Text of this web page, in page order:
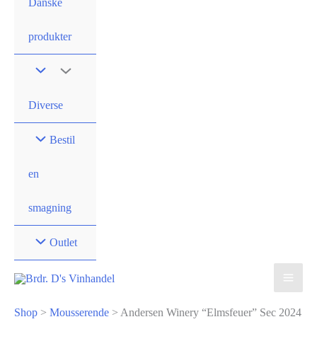
Danske
produkter
Diverse
Bestil
en
smagning
Outlet
Shop > Mousserende > Andersen Winery “Elmsfeuer” Sec 2024